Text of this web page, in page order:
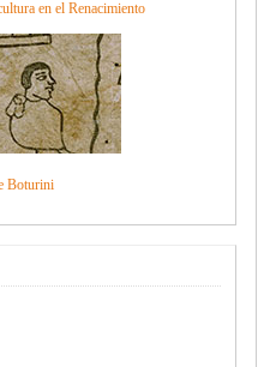
en el Renacimiento
Boturini